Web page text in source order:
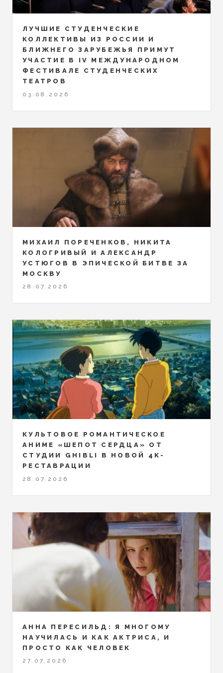
ЛУЧШИЕ СТУДЕНЧЕСКИЕ
КОЛЛЕКТИВЫ ИЗ РОССИИ И
БЛИЖНЕГО ЗАРУБЕЖЬЯ ПРИМУТ
УЧАСТИЕ В IV МЕЖДУНАРОДНОМ
ФЕСТИВАЛЕ СТУДЕНЧЕСКИХ
ТЕАТРОВ
03.08.2026
МИХАИЛ ПОРЕЧЕНКОВ, НИКИТА
КОЛОГРИВЫЙ И АЛЕКСАНДР
УСТЮГОВ В ЭПИЧЕСКОЙ БИТВЕ ЗА
МОСКВУ
28.07.2026
КУЛЬТОВОЕ РОМАНТИЧЕСКОЕ
АНИМЕ «ШЕПОТ СЕРДЦА» ОТ
СТУДИИ GHIBLI В НОВОЙ 4K-
РЕСТАВРАЦИИ
28.07.2026
АННА ПЕРЕСИЛЬД: Я МНОГОМУ
НАУЧИЛАСЬ И КАК АКТРИСА, И
ПРОСТО КАК ЧЕЛОВЕК
27.07.2026